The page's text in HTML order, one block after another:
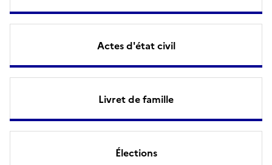
Actes d'état civil
Livret de famille
Élections